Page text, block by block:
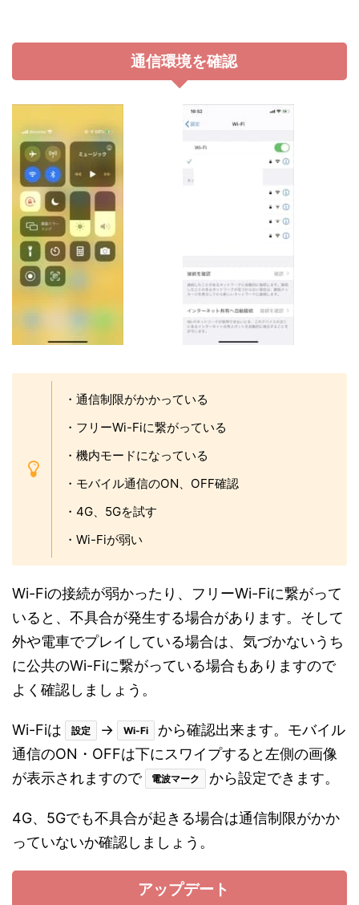
通信環境を確認
・通信制限がかかっている
・フリーWi-Fiに繋がっている
・機内モードになっている
・モバイル通信のON、OFF確認
・4G、5Gを試す
・Wi-Fiが弱い
Wi-Fiの接続が弱かったり、フリーWi-Fiに繋がって
いると、不具合が発生する場合があります。そして
外や電車でプレイしている場合は、気づかないうち
に公共のWi-Fiに繋がっている場合もありますので
よく確認しましょう。
Wi-Fiは 設定 → Wi-Fi
から確認出来ます。モバイル
通信のON・OFFは下にスワイプすると左側の画像
が表示されますので
電波マーク から設定できます。
4G、5Gでも不具合が起きる場合は通信制限がかか
っていないか確認しましょう。
アップデート